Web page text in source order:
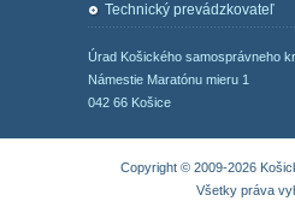
Technický prevádzkovateľ
Úrad Košického samosprávneho
Námestie Maratónu mieru 1
042 66 Košice
Copyright © 2009-2026
Všetky práva